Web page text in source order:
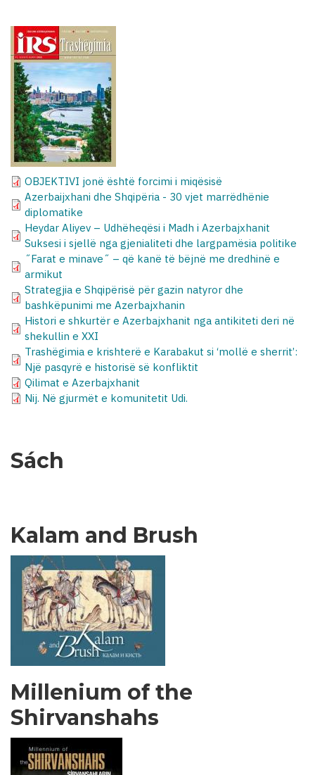
OBJEKTIVI jonë është forcimi i miqësisë
Azerbaijxhani dhe Shqipëria - 30 vjet marrëdhënie
diplomatike
Heydar Aliyev – Udhëheqësi i Madh i Azerbajxhanit
Suksesi i sjellë nga gjenialiteti dhe largpamësia politike
˝Farat e minave˝ – që kanë të bëjnë me dredhinë e
armikut
Strategjia e Shqipërisë për gazin natyror dhe
bashkëpunimi me Azerbajxhanin
Histori e shkurtër e Azerbajxhanit nga antikiteti deri në
shekullin e XXI
Trashëgimia e krishterë e Karabakut si ‘mollë e sherrit’:
Një pasqyrë e historisë së konfliktit
Qilimat e Azerbajxhanit
Nij. Në gjurmët e komunitetit Udi.
Sách
Kalam and Brush
Millenium of the
Shirvanshahs